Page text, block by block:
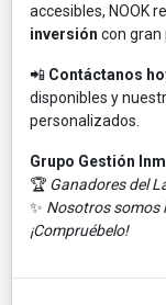
accesibles, NOOK
inversión con gran
📲 Contáctanos
disponibles y
personalizados.
Grupo Gestión
🏆 Ganadores del
✨ Nosotros somos
¡Compruébelo!